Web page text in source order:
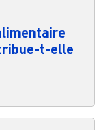
t-elle